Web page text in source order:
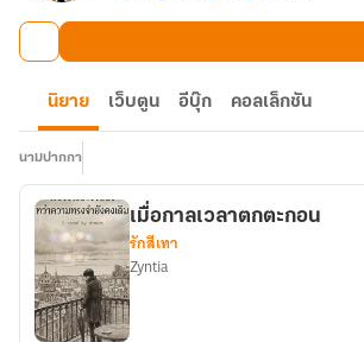
นิยาย เว็บตูน อีบุ๊ก คอลเล็กชัน
นามปากกา
เมื่อกาลเวลาตกตะกอน
รักสีเทา
Zyntia